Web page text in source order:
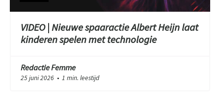
VIDEO | Nieuwe spaaractie Albert Heijn laat
kinderen spelen met technologie
Redactie Femme
25 juni 2026 ● 1 min. leestijd